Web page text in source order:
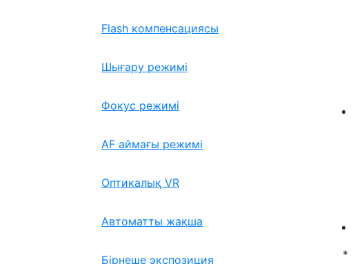
Flash компенсациясы
Шығару режимі
Фокус режимі
AF аймағы режимі
Оптикалық VR
Автоматты жақша
Бірнеше экспозиция